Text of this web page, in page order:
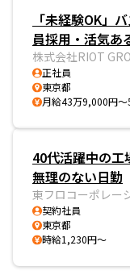
「未経験OK」
員採用・活気あ
株式会社RIOT
正社員
東京都
月給43万9,000円
40代活躍中の
無理のない日勤
東フロコーポレー
契約社員
東京都
時給1,230円～